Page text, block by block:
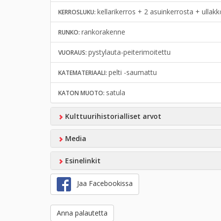
KERROSLUKU: kellarikerros + 2 asuinkerrosta +
RUNKO: rankorakenne
VUORAUS: pystylauta-peiterimoitettu
KATEMATERIAALI: pelti -saumattu
KATON MUOTO: satula
Kulttuurihistorialliset arvot
Media
Esinelinkit
Jaa Facebookissa
Anna palautetta